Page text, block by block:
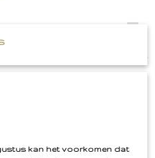
kan het voorkomen dat